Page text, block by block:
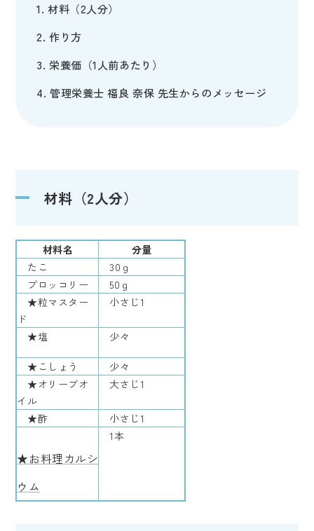
材料（2人分）
作り方
栄養価（1人前あたり）
管理栄養士 福良 奈保 先生からのメッセージ
材料（2人分）
材料名
分量
たこ
30ｇ
ブロッコリー
50ｇ
★粒マスター
ド
小さじ1
★塩 少々
★こしょう
少々
★オリーブオ
イル
大さじ1
★酢 小さじ1
★お料理カルシ
ウム
1本